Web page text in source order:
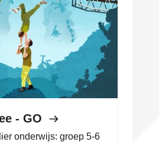
- GO
onderwijs: groep 5-6